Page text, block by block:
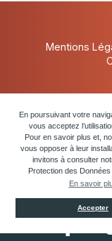
En poursuivant votre
vous acceptez
Pour en savoir plus et,
vous opposer à leur
invitons à consulter
Protection des Données
En savoir
Accepter
Mentions